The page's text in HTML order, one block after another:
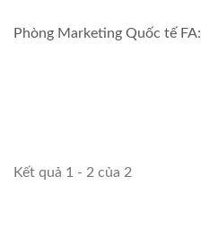
Phòng Marketing Quốc tế FA:
Kết quả 1 - 2 của 2